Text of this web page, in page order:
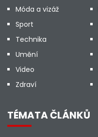
Móda a vizáž
Sport
Technika
Umění
Video
Zdraví
TÉMATA ČLÁNKŮ